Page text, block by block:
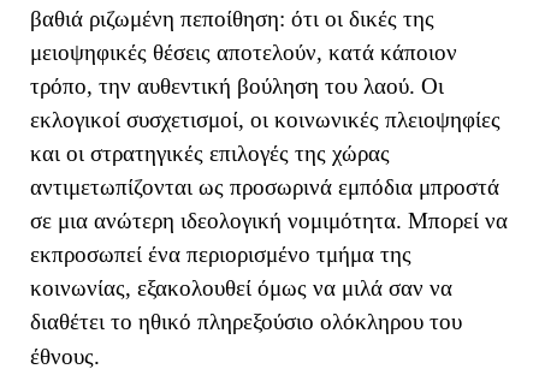
βαθιά ριζωμένη πεποίθηση: ότι οι δικές της
μειοψηφικές θέσεις αποτελούν, κατά κάποιον
τρόπο, την αυθεντική βούληση του λαού. Οι
εκλογικοί συσχετισμοί, οι κοινωνικές πλειοψηφίες
και οι στρατηγικές επιλογές της χώρας
αντιμετωπίζονται ως προσωρινά εμπόδια μπροστά
σε μια ανώτερη ιδεολογική νομιμότητα. Μπορεί να
εκπροσωπεί ένα περιορισμένο τμήμα της
κοινωνίας, εξακολουθεί όμως να μιλά σαν να
διαθέτει το ηθικό πληρεξούσιο ολόκληρου του
έθνους.